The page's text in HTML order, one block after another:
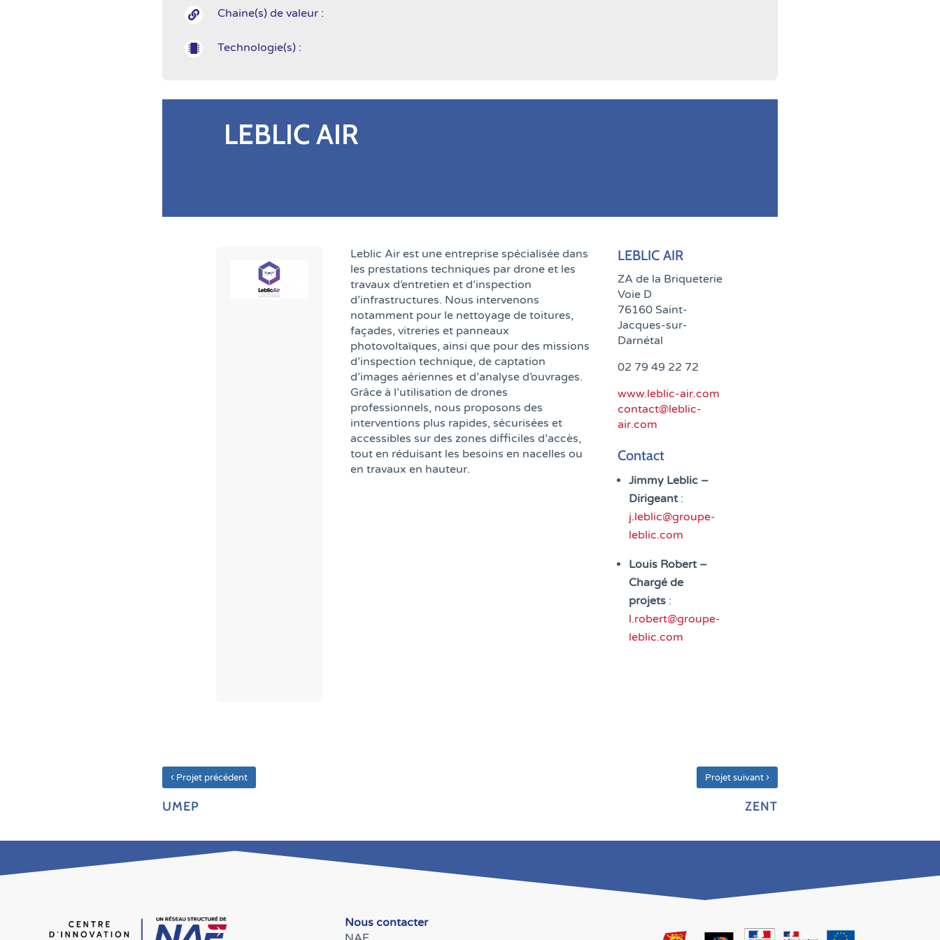
 Chaine(s) de valeur :
 Technologie(s) :
LEBLIC AIR
Leblic Air est une entreprise spécialisée dans
les prestations techniques par drone et les
travaux d’entretien et d’inspection
d’infrastructures. Nous intervenons
notamment pour le nettoyage de toitures,
façades, vitreries et panneaux
photovoltaïques, ainsi que pour des missions
d’inspection technique, de captation
d’images aériennes et d’analyse d’ouvrages.
Grâce à l’utilisation de drones
professionnels, nous proposons des
interventions plus rapides, sécurisées et
accessibles sur des zones difficiles d’accès,
tout en réduisant les besoins en nacelles ou
en travaux en hauteur.
LEBLIC AIR
ZA de la Briqueterie
Voie D
76160 Saint-
Jacques-sur-
Darnétal
02 79 49 22 72
www.leblic-air.com
contact@leblic-
air.com
Contact
Jimmy Leblic –
Dirigeant:
j.leblic@groupe-
leblic.com
Louis Robert –
Chargé de
projets :
l.robert@groupe-
leblic.com
‹ Projet précédent
UMEP
Projet suivant ›
ZENT
Nous contacter